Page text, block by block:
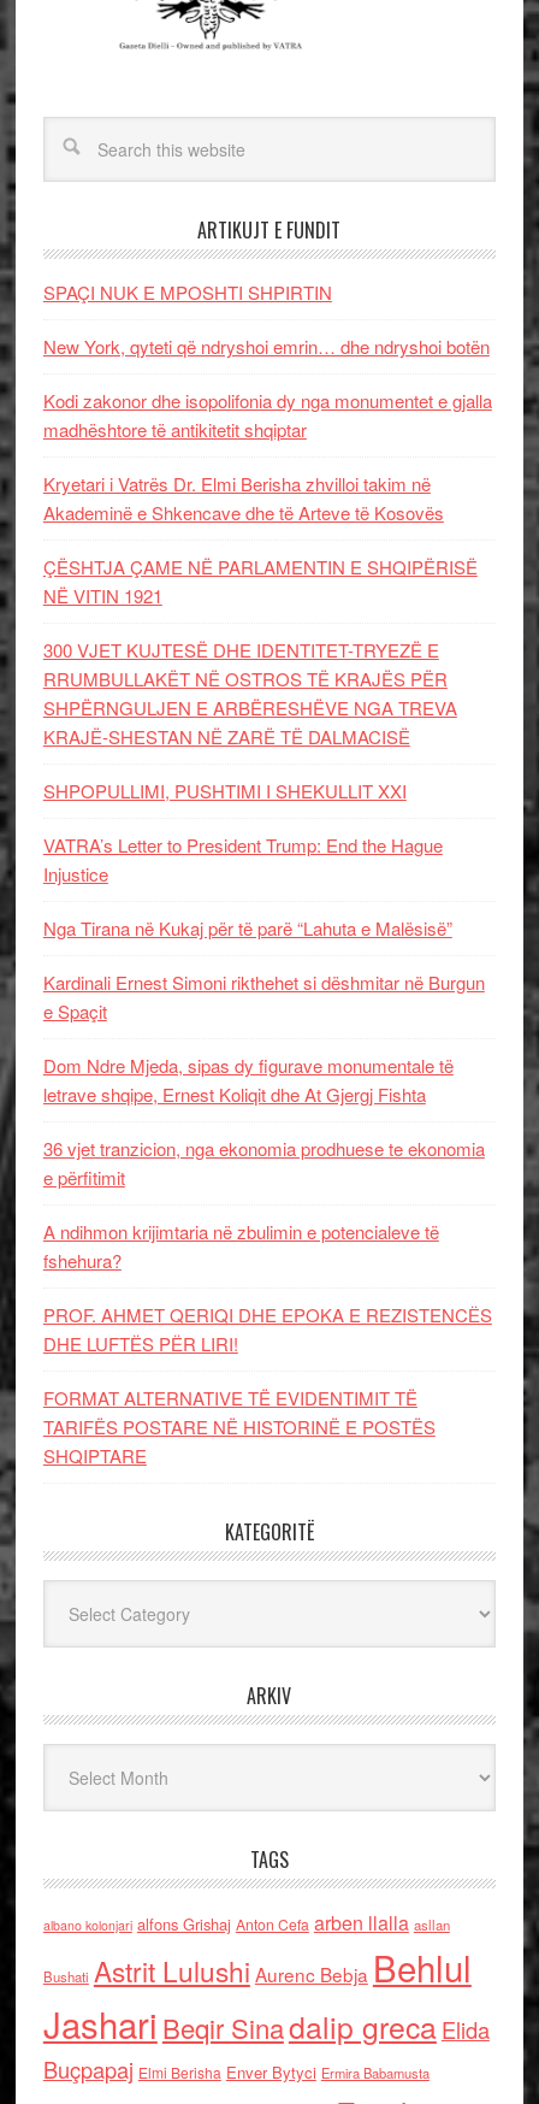
ARTIKUJT E FUNDIT
SPAÇI NUK E MPOSHTI SHPIRTIN
New York, qyteti që ndryshoi emrin… dhe ndryshoi botën
Kodi zakonor dhe isopolifonia dy nga monumentet e gjalla
madhështore të antikitetit shqiptar
Kryetari i Vatrës Dr. Elmi Berisha zhvilloi takim në
Akademinë e Shkencave dhe të Arteve të Kosovës
ÇËSHTJA ÇAME NË PARLAMENTIN E SHQIPËRISË
NË VITIN 1921
300 VJET KUJTESË DHE IDENTITET-TRYEZË E
RRUMBULLAKËT NË OSTROS TË KRAJËS PËR
SHPËRNGULJEN E ARBËRESHËVE NGA TREVA
KRAJË-SHESTAN NË ZARË TË DALMACISË
SHPOPULLIMI, PUSHTIMI I SHEKULLIT XXI
VATRA’s Letter to President Trump: End the Hague
Injustice
Nga Tirana në Kukaj për të parë “Lahuta e Malësisë”
Kardinali Ernest Simoni rikthehet si dëshmitar në Burgun
e Spaçit
Dom Ndre Mjeda, sipas dy figurave monumentale të
letrave shqipe, Ernest Koliqit dhe At Gjergj Fishta
36 vjet tranzicion, nga ekonomia prodhuese te ekonomia
e përfitimit
A ndihmon krijimtaria në zbulimin e potencialeve të
fshehura?
PROF. AHMET QERIQI DHE EPOKA E REZISTENCЁS
DHE LUFTЁS PЁR LIRI!
FORMAT ALTERNATIVE TË EVIDENTIMIT TË
TARIFËS POSTARE NË HISTORINË E POSTËS
SHQIPTARE
KATEGORITË
ARKIV
TAGS
albano kolonjari alfons Grishaj Anton Cefa arben llalla asllan
Bushati Astrit Lulushi Aurenc Bebja Behlul
Jashari Beqir Sinadalip grecaElida
Buçpapaj Elmi Berisha Enver Bytyci Ermira Babamusta